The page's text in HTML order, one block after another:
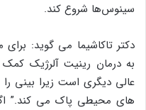
سینوس‌ها شروع کند.
دکتر تاکاشیما می گوید:
به درمان رینیت آلرژیک
عالی دیگری است زیرا بینی را
های محیطی پاک می کند.”